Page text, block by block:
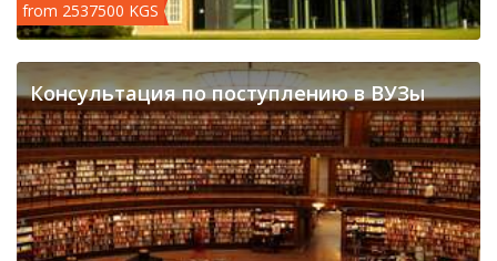
from 2537500 KGS
Консультация по поступлению в ВУЗы